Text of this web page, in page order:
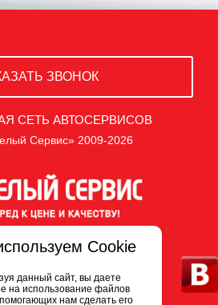
ЗВОНОК
СЕТЬ АВТОСЕРВИСОВ
Сервис» 2009-2026
персональных данных
Cookie
данный сайт, вы даете
на использование файлов
нам сделать его